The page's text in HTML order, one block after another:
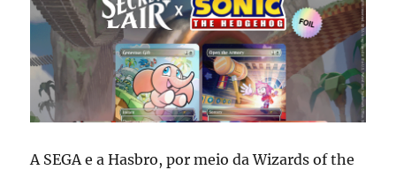
A SEGA e a Hasbro, por meio da Wizards of the